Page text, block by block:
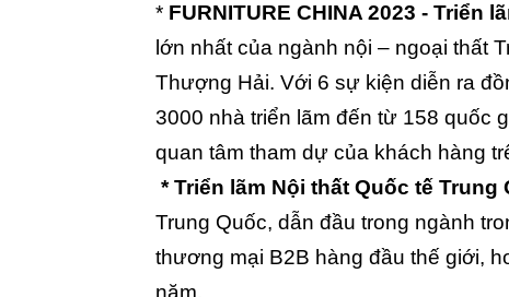
* FURNITURE CHINA 2023 - Triển
lớn nhất của ngành nội – ngoại thất
Thượng Hải. Với 6 sự kiện diễn ra
3000 nhà triển lãm đến từ 158 quốc
quan tâm tham dự của khách hàng
* Triển lãm Nội thất Quốc tế Trung
Trung Quốc, dẫn đầu trong ngành
thương mại B2B hàng đầu thế giới,
năm.